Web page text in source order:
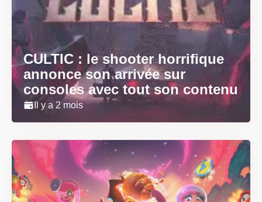
CULTIC : le shooter horrifique
annonce son arrivée sur
consoles avec tout son contenu
Il y a 2 mois